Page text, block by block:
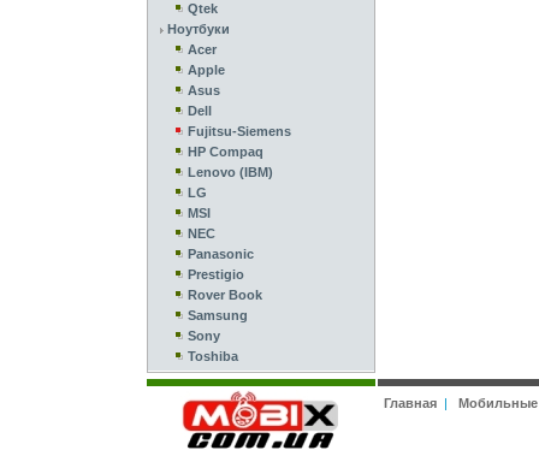
Qtek
Ноутбуки
Acer
Apple
Asus
Dell
Fujitsu-Siemens
HP Compaq
Lenovo (IBM)
LG
MSI
NEC
Panasonic
Prestigio
Rover Book
Samsung
Sony
Toshiba
Главная|